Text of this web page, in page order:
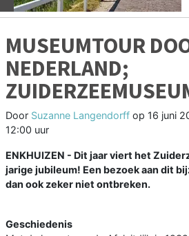
MUSEUMTOUR
NEDERLAND;
Door Suzanne Langendorff op 16 juni
12:00 uur
ENKHUIZEN - Dit jaar viert het
jarige jubileum! Een bezoek aan dit
dan ook zeker niet ontbreken.
Geschiedenis